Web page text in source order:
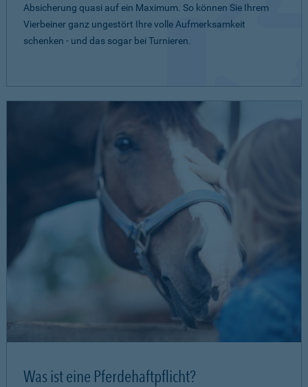
Absicherung quasi auf ein Maximum. So können Sie Ihrem
Vierbeiner ganz ungestört Ihre volle Aufmerksamkeit
schenken - und das sogar bei Turnieren.
Was ist eine Pferdehaftpflicht?